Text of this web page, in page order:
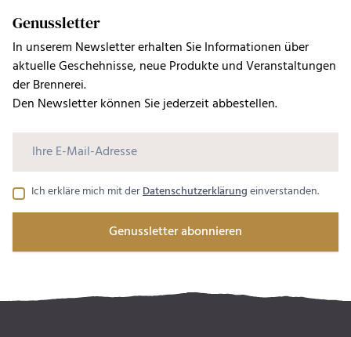
Genussletter
In unserem Newsletter erhalten Sie Informationen über
aktuelle Geschehnisse, neue Produkte und Veranstaltungen
der Brennerei.
Den Newsletter können Sie jederzeit abbestellen.
Ich erkläre mich mit derDatenschutzerklärungeinverstanden.
Genussletter abonnieren